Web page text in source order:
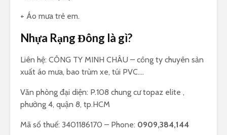
+ Áo mưa trẻ em.
Nhựa Rạng Đông là gì?
Liên hệ: CÔNG TY MINH CHÂU – công ty chuyên sản
xuất áo mưa, bao trùm xe, túi PVC….
Văn phòng đại diện: P.108 chung cư topaz elite ,
phường 4, quận 8, tp.HCM
Mã số thuế: 3401186170 – Phone: 0909,384,144